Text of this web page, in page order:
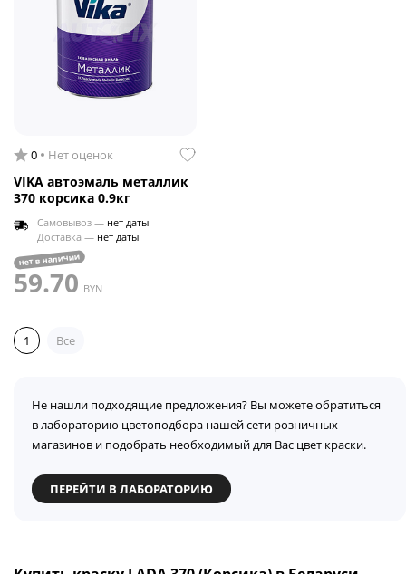
0 Нет оценок
VIKA автоэмаль металлик
370 корсика 0.9кг
Самовывоз — нет даты
Доставка — нет даты
нет в наличии
59.70 BYN
1 Все
Не нашли подходящие предложения? Вы можете обратиться
в лабораторию цветоподбора нашей сети розничных
магазинов и подобрать необходимый для Вас цвет краски.
ПЕРЕЙТИ В ЛАБОРАТОРИЮ